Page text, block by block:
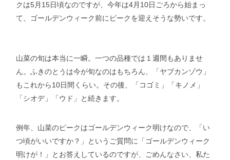
クは5月15日頃なのですが、今年は4月10日ごろから始まっ
て、ゴールデンウィーク前にピークを迎えそうな勢いです。
山菜の旬は本当に一瞬。一つの品種では１週間もありませ
ん。ふきのとうは今が旬なのはもちろん、「ヤブカンゾウ」
もこれから10日間くらい。その後、「コゴミ」「キノメ」
「シオデ」「ウド」と続きます。
例年、山菜のピークはゴールデンウィーク明けなので、「い
つ頃がいいですか？」というご質問に「ゴールデンウィーク
明けが！」とお答えしているのですが、ごめんなさい、私た